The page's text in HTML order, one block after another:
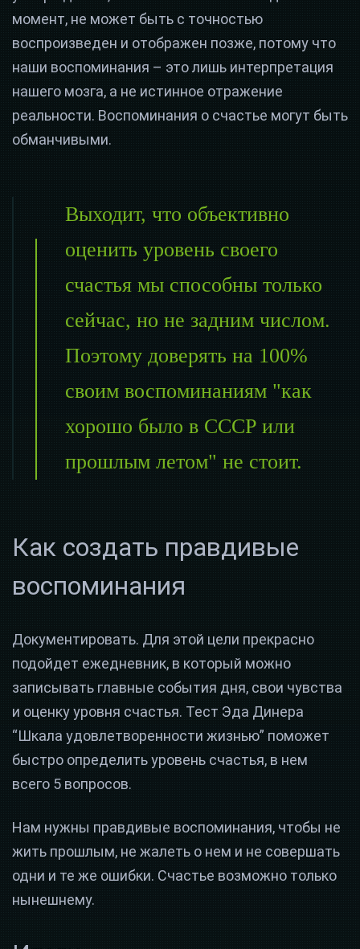
момент, не может быть с точностью
воспроизведен и отображен позже, потому что
наши воспоминания – это лишь интерпретация
нашего мозга, а не истинное отражение
реальности. Воспоминания о счастье могут быть
обманчивыми.
Выходит, что объективно
оценить уровень своего
счастья мы способны только
сейчас, но не задним числом.
Поэтому доверять на 100%
своим воспоминаниям "как
хорошо было в СССР или
прошлым летом" не стоит.
Как создать правдивые
воспоминания
Документировать. Для этой цели прекрасно
подойдет ежедневник, в который можно
записывать главные события дня, свои чувства
и оценку уровня счастья. Тест Эда Динера
“Шкала удовлетворенности жизнью” поможет
быстро определить уровень счастья, в нем
всего 5 вопросов.
Нам нужны правдивые воспоминания, чтобы не
жить прошлым, не жалеть о нем и не совершать
одни и те же ошибки. Счастье возможно только
нынешнему.